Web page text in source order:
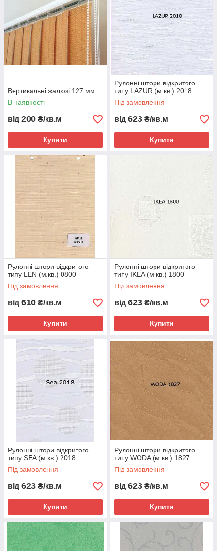
Вертикальні жалюзі 127 мм
В наявності
від 200 ₴/кв.м
Купити
Рулонні штори відкритого
типу LAZUR (м.кв.) 2018
Під замовлення
від 623 ₴/кв.м
Купити
Рулонні штори відкритого
типу LEN (м.кв.) 0800
Під замовлення
від 610 ₴/кв.м
Купити
Рулонні штори відкритого
типу IKEA (м.кв.) 1800
Під замовлення
від 623 ₴/кв.м
Купити
Рулонні штори відкритого
типу SEA (м.кв.) 2018
Під замовлення
від 623 ₴/кв.м
Купити
Рулонні штори відкритого
типу WODA (м.кв.) 1827
Під замовлення
від 623 ₴/кв.м
Купити